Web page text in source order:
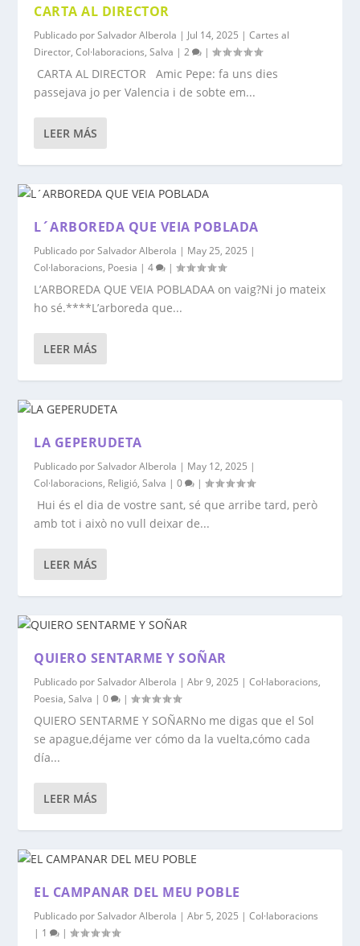
CARTA AL DIRECTOR
Publicado porSalvador Alberola | Jul 14, 2025 |Cartes al
Director,Col·laboracions,Salva |2 |
CARTA AL DIRECTOR Amic Pepe: fa uns dies
passejava jo per Valencia i de sobte em...
LEER MÁS
L´ARBOREDA QUE VEIA POBLADA
Publicado porSalvador Alberola | May 25, 2025 |
Col·laboracions, Poesia |4 |
L’ARBOREDA QUE VEIA POBLADAA on vaig?Ni jo mateix
ho sé.****L’arboreda que...
LEER MÁS
LA GEPERUDETA
Publicado porSalvador Alberola | May 12, 2025 |
Col·laboracions, Religió,Salva |0 |
Hui és el dia de vostre sant, sé que arribe tard, però
amb tot i això no vull deixar de...
LEER MÁS
QUIERO SENTARME Y SOÑAR
Publicado porSalvador Alberola |Abr 9, 2025 |Col·laboracions,
Poesia,Salva |0 |
QUIERO SENTARME Y SOÑARNo me digas que el Sol
se apague,déjame ver cómo da la vuelta,cómo cada
día...
LEER MÁS
EL CAMPANAR DEL MEU POBLE
Publicado porSalvador Alberola |Abr 5, 2025 |Col·laboracions
| 1 |